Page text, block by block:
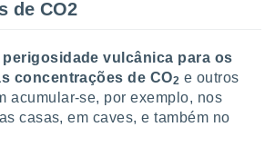
de CO2
perigosidade vulcânica para os
concentrações de CO2 e outros
acumular-se, por exemplo, nos
casas, em caves, e também no